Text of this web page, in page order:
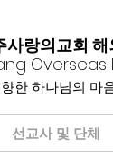
사랑의교회
한 하나님의 마
선교사 및 단체